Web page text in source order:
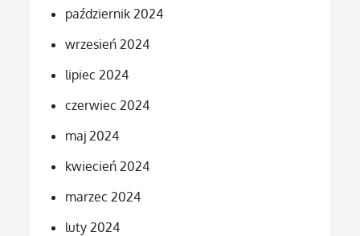
październik 2024
wrzesień 2024
lipiec 2024
czerwiec 2024
maj 2024
kwiecień 2024
marzec 2024
luty 2024